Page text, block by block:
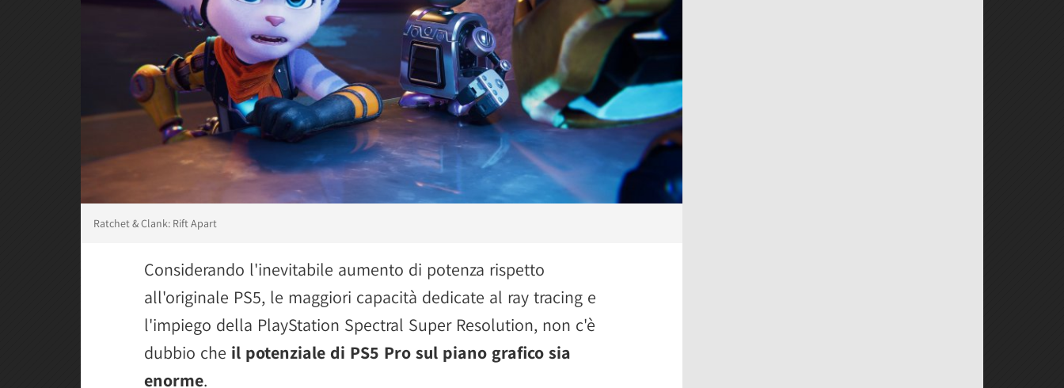
Ratchet & Clank: Rift Apart
Considerando l'inevitabile aumento di potenza rispetto
all'originale PS5, le maggiori capacità dedicate al ray tracing e
l'impiego della PlayStation Spectral Super Resolution, non c'è
dubbio che il potenziale di PS5 Pro sul piano grafico sia
enorme.